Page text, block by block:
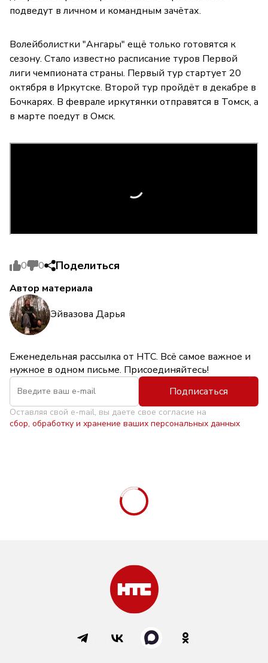
подведут в личном и командным зачётах.
Волейболистки "Ангары" ещё только готовятся к
сезону. Стало известно расписание туров Первой
лиги чемпионата страны. Первый тур стартует 20
октября в Иркутске. Второй тур пройдёт в декабре в
Бочкарях. В феврале иркутянки отправятся в Томск, а
в марте поедут в Омск.
0 0 Поделиться
Автор материала
Эйвазова Дарья
Еженедельная рассылка от НТС. Всё самое важное и
нужное в одном письме. Присоединяйтесь!
Подписаться
Оставляя свой e-mail, вы даете свое согласие на
сбор, обработку и хранение ваших персональных данных